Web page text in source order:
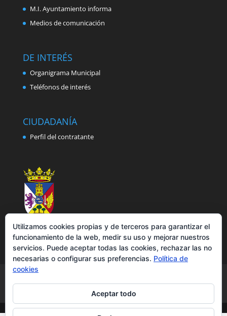
M.I. Ayuntamiento informa
Medios de comunicación
DE INTERÉS
Organigrama Municipal
Teléfonos de interés
CIUDADANÍA
Perfil del contratante
Política de cookies
Accesibilidad
Utilizamos cookies propias y de terceros para garantizar el
funcionamiento de la web, medir su uso y mejorar nuestros
servicios. Puede aceptar todas las cookies, rechazar las no
necesarias o configurar sus preferencias. Política de
cookies
Aceptar todo